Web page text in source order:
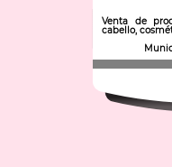
Venta de
cabello,